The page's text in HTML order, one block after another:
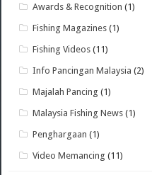
Awards & Recognition (1)
Fishing Magazines (1)
Fishing Videos (11)
Info Pancingan Malaysia (2)
Majalah Pancing (1)
Malaysia Fishing News (1)
Penghargaan (1)
Video Memancing (11)